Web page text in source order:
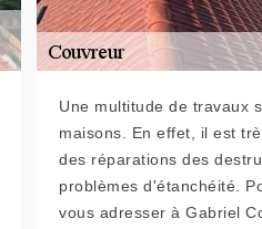
Une multitude de travaux
maisons. En effet, il est
des réparations des
problèmes d'étanchéité.
vous adresser à Gabriel